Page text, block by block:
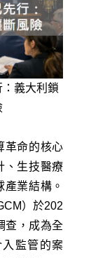
義大利鎖
革命的核心
、生技醫療
業結構。
）於202
查，成為全
監管的案